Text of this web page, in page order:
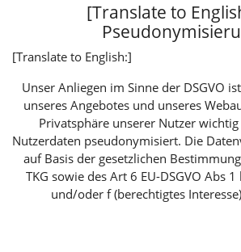
[Translate to
[Translate to English:]
Unser Anliegen im Sinne der DSGVO
unseres Angebotes und unseres
Privatsphäre unserer Nutzer
Nutzerdaten pseudonymisiert. Die
auf Basis der gesetzlichen
TKG sowie des Art 6 EU-DSGVO Abs
und/oder f (berechtigtes